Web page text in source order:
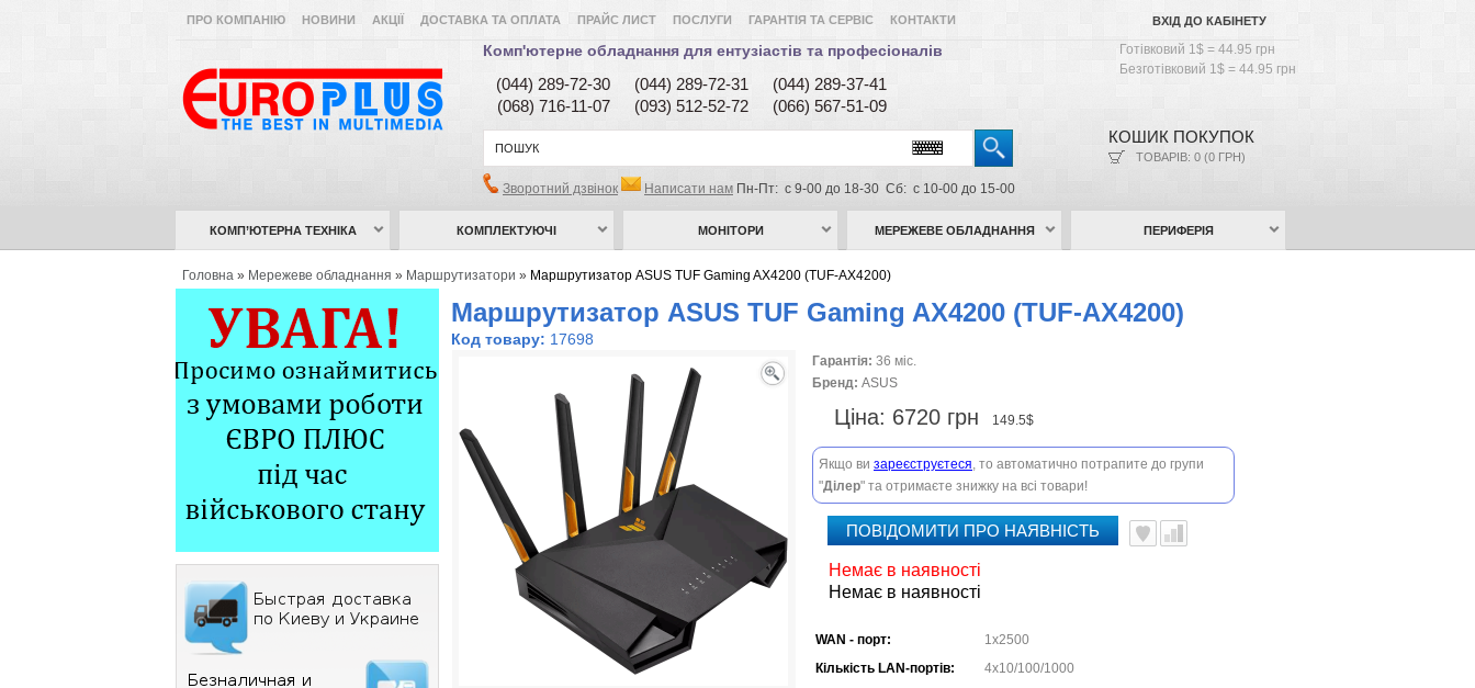
ВХІД ДО КАБІНЕТУ
ПРО КОМПАНІЮ НОВИНИ АКЦІЇ ДОСТАВКА ТА ОПЛАТА ПРАЙС ЛИСТ ПОСЛУГИ ГАРАНТІЯ ТА СЕРВІС КОНТАКТИ
Комп'ютерне обладнання для ентузіастів та професіоналів
Готівковий 1$ = 44.95 грн
Безготівковий 1$ = 44.95 грн
(044) 289-72-30 (044) 289-72-31
(044) 289-37-41
(068) 716-11-07
(093) 512-52-72
(066) 567-51-09
КОШИК ПОКУПОК
ТОВАРІВ: 0 (0 ГРН)
Зворотний дзвінок Написати нам Пн-Пт: с 9-00 до 18-30 Сб: с 10-00 до 15-00
КОМП’ЮТЕРНА ТЕХНІКА КОМПЛЕКТУЮЧІ МОНІТОРИ МЕРЕЖЕВЕ ОБЛАДНАННЯ ПЕРИФЕРІЯ
Головна » Мережеве обладнання » Маршрутизатори » Маршрутизатор ASUS TUF Gaming AX4200 (TUF-AX4200)
Маршрутизатор ASUS TUF Gaming AX4200 (TUF-AX4200)
Код товару: 17698
Гарантія: 36 міс.
Бренд: ASUS
Ціна: 6720 грн 149.5$
Якщо ви зареєструєтеся, то автоматично потрапите до групи
"Ділер" та отримаєте знижку на всі товари!
ПОВІДОМИТИ ПРО НАЯВНІСТЬ
Немає в наявності
Немає в наявності
WAN - порт:
1x2500
Кількість LAN-портів:
4x10/100/1000